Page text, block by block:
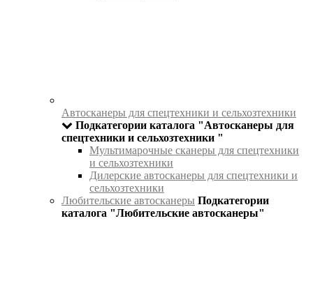
Автосканеры для спецтехники и сельхозтехники
Подкатегории каталога "Автосканеры для
спецтехники и сельхозтехники "
Мультимарочные сканеры для спецтехники
и сельхозтехники
Дилерские автосканеры для спецтехники и
сельхозтехники
Любительские автосканеры Подкатегории
каталога "Любительские автосканеры"